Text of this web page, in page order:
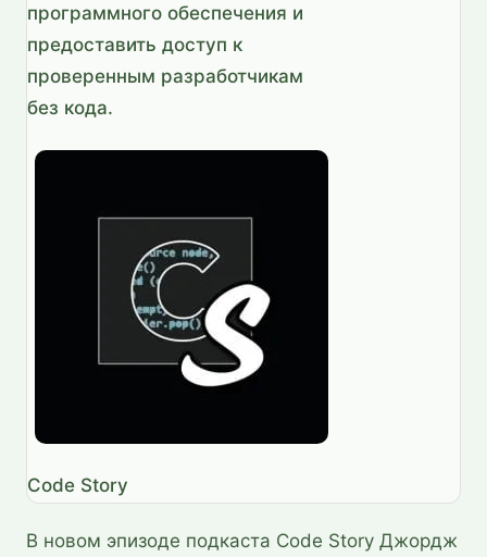
программного обеспечения и
предоставить доступ к
проверенным разработчикам
без кода.
Code Story
В новом эпизоде подкаста Code Story Джордж